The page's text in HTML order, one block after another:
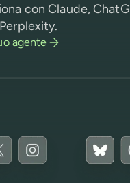
con Claude,
agente